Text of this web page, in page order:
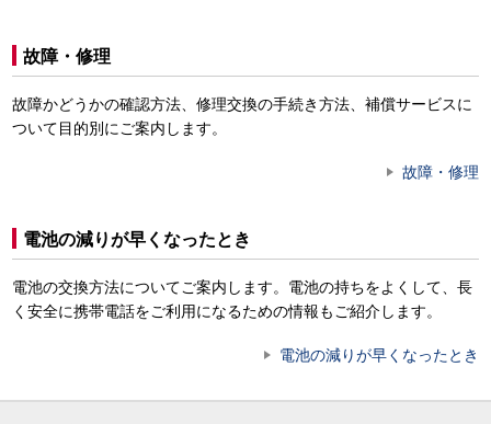
故障・修理
故障かどうかの確認方法、修理交換の手続き方法、補償サービスに
ついて目的別にご案内します。
故障・修理
電池の減りが早くなったとき
電池の交換方法についてご案内します。電池の持ちをよくして、長
く安全に携帯電話をご利用になるための情報もご紹介します。
電池の減りが早くなったとき